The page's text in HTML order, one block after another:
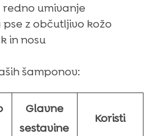
umivanje
z občutljivo kožo
in nosu
šamponov:
Glavne
sestavine
Koristi